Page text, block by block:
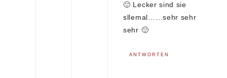
🙂 Lecker sind sie
sllemal……sehr sehr
sehr 🙂
ANTWORTEN